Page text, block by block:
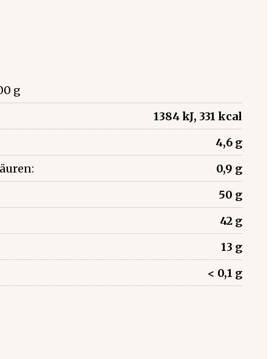
g
1384 kJ, 331 kcal
4,6 g
0,9 g
50 g
42 g
13 g
< 0,1 g